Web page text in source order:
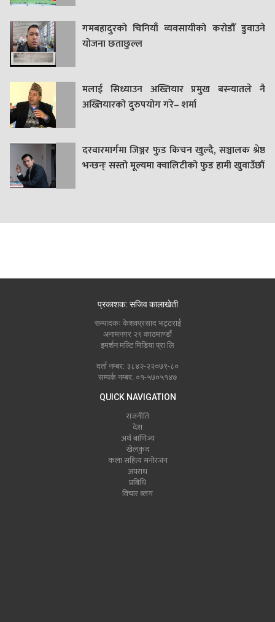
गमबहादुरकाे चिनियाँ व्यवसायीको करोडौँ डुवाउने
याेजना छताछुल्ल
मलाई सिध्याउन अख्तियार प्रमुख बस्न्यातले नै
अख्तियारको दुरुपयोग गरे– शर्मा
दरवारमार्गमा जिञ्जर फुड किचन खुल्दै, सञ्चालक श्रेष्ठ
भन्छन्ः सस्तो मूल्यमा क्वालिटीको फुड हामी खुवाउँछौं
प्रकाशक: सजिव कालाखेती
सम्पादकः केशवप्रसाद भट्टराई
अनामनगर २९ काठमाण्डौं
इमर्शन मल्टि मिडिया प्रा लि
दर्ता नम्बर: ३८४२-२२०७९-८०
सम्पर्क नम्बर: ०१-५७०५१४७
QUICK NAVIGATION
राजनीति
देश
अर्थ बाणिज्य
खेलकुद
कला सहित्य मनोरंजन
अपराध
प्रबिधि
विचार ब्लग